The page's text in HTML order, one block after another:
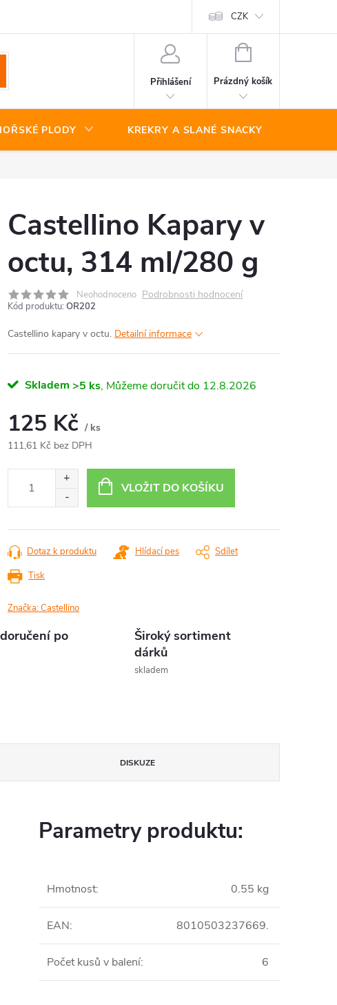
CZK
Přihlášení
NÁKUPNÍ
Prázdný košík
PLODY KREKRY A SLANÉ SNACKY
Castellino Kapary v
octu, 314 ml/280 g
Neohodnoceno Podrobnosti hodnocení
Kód produktu: OR202
Castellino kapary v octu. Detailní informace
Skladem >5 ks 12.8.2026
125 Kč / ks
111,61 Kč bez DPH
VLOŽIT DO KOŠÍKU
Tisk
Dotaz k produktu Hlídací pes Sdílet
Značka:Castellino
po
Široký sortiment
dárků
skladem
DISKUZE
Parametry produktu:
Hmotnost: 0.55 kg
EAN: 8010503237669.
Počet kusů v balení: 6